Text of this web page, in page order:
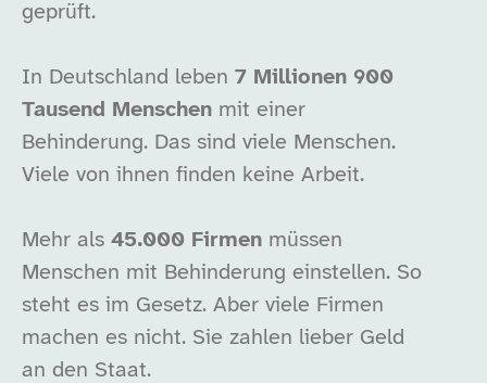
geprüft.
In Deutschland leben 7 Millionen 900
Tausend Menschen mit einer
Behinderung. Das sind viele Menschen.
Viele von ihnen finden keine Arbeit.
Mehr als 45.000 Firmen müssen
Menschen mit Behinderung einstellen. So
steht es im Gesetz. Aber viele Firmen
machen es nicht. Sie zahlen lieber Geld
an den Staat.